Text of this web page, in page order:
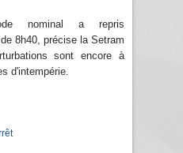
nominal a repris
8h40, précise la Setram
sont encore à
d'intempérie.